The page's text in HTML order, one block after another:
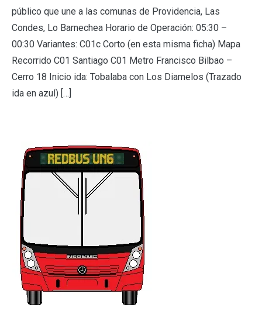
público que une a las comunas de Providencia, Las
Condes, Lo Barnechea Horario de Operación: 05:30 –
00:30 Variantes: C01c Corto (en esta misma ficha) Mapa
Recorrido C01 Santiago C01 Metro Francisco Bilbao –
Cerro 18 Inicio ida: Tobalaba con Los Diamelos (Trazado
ida en azul) […]